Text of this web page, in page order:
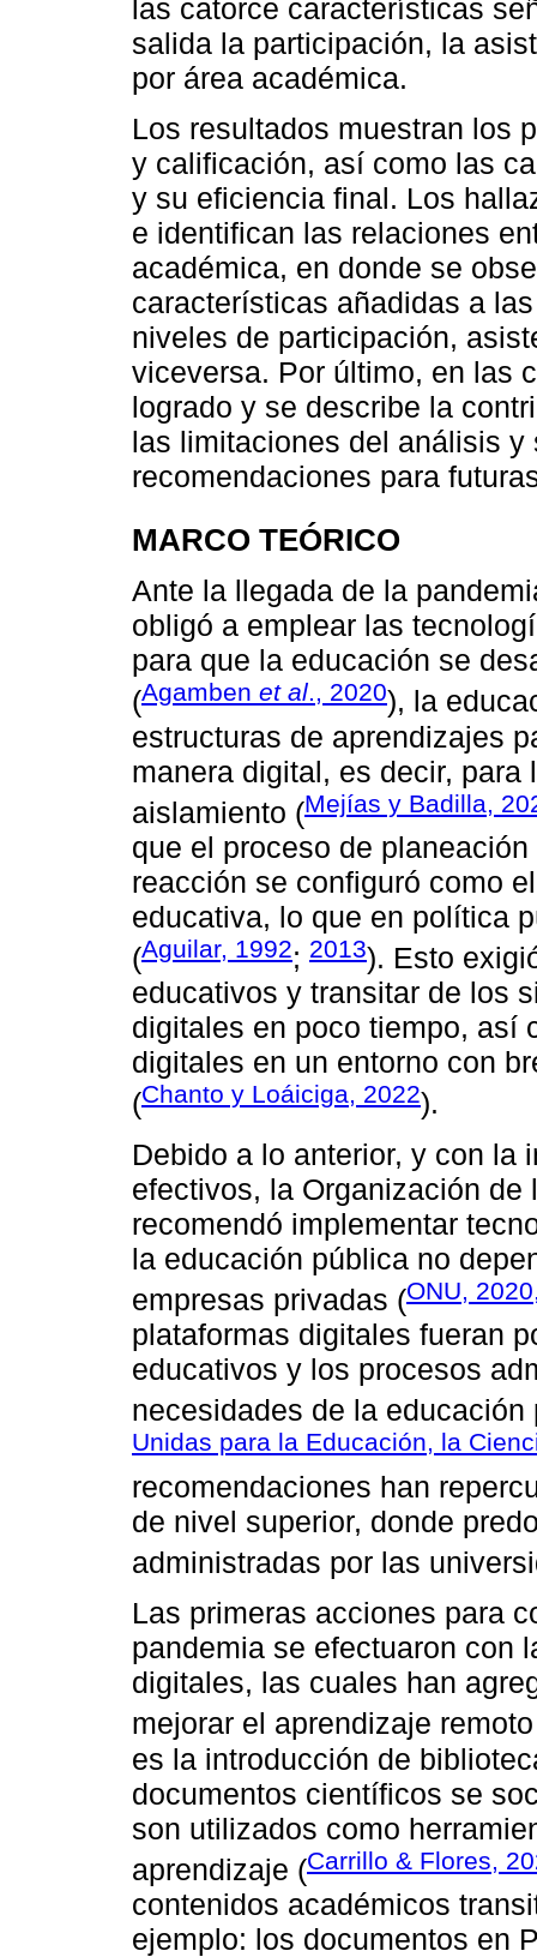
las catorce características
salida la participación, la
por área académica.
Los resultados muestran los
y calificación, así como las
y su eficiencia final. Los
e identifican las relaciones
académica, en donde se
características añadidas a
niveles de participación,
viceversa. Por último, en las
logrado y se describe la
las limitaciones del análisis y
recomendaciones para
MARCO TEÓRICO
Ante la llegada de la
obligó a emplear las
para que la educación se
(Agamben et al., 2020), la
estructuras de aprendizajes
manera digital, es decir,
aislamiento (Mejías y Badilla,
que el proceso de
reacción se configuró como
educativa, lo que en política
(Aguilar, 1992; 2013). Esto
educativos y transitar de los
digitales en poco tiempo, así
digitales en un entorno con
(Chanto y Loáiciga, 2022).
Debido a lo anterior, y con la
efectivos, la Organización
recomendó implementar
la educación pública no
empresas privadas (ONU,
plataformas digitales fueran
educativos y los procesos
necesidades de la educación
Unidas para la Educación, la
recomendaciones han
de nivel superior, donde
administradas por las
Las primeras acciones para
pandemia se efectuaron con
digitales, las cuales han
mejorar el aprendizaje
es la introducción de
documentos científicos se
son utilizados como
aprendizaje (Carrillo & Flores,
contenidos académicos
ejemplo: los documentos en